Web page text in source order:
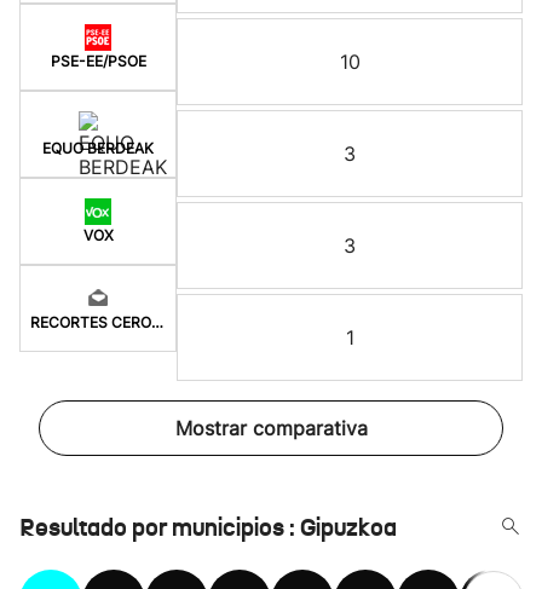
PSE-EE/PSOE
EQUO BERDEAK
VOX
RECORTES CERO-LV-M
10
3
3
1
Mostrar comparativa
Resultado por municipios : Gipuzkoa